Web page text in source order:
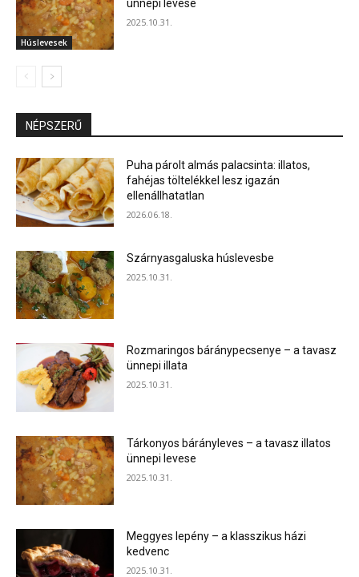
Húslevesek
ünnepi levese
2025.10.31.
NÉPSZERŰ
Puha párolt almás palacsinta: illatos,
fahéjas töltelékkel lesz igazán
ellenállhatatlan
2026.06.18.
Szárnyasgaluska húslevesbe
2025.10.31.
Rozmaringos báránypecsenye – a tavasz
ünnepi illata
2025.10.31.
Tárkonyos bárányleves – a tavasz illatos
ünnepi levese
2025.10.31.
Meggyes lepény – a klasszikus házi
kedvenc
2025.10.31.